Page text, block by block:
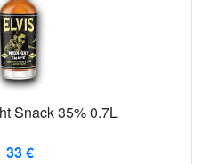
Snack 35% 0.7L
33 €